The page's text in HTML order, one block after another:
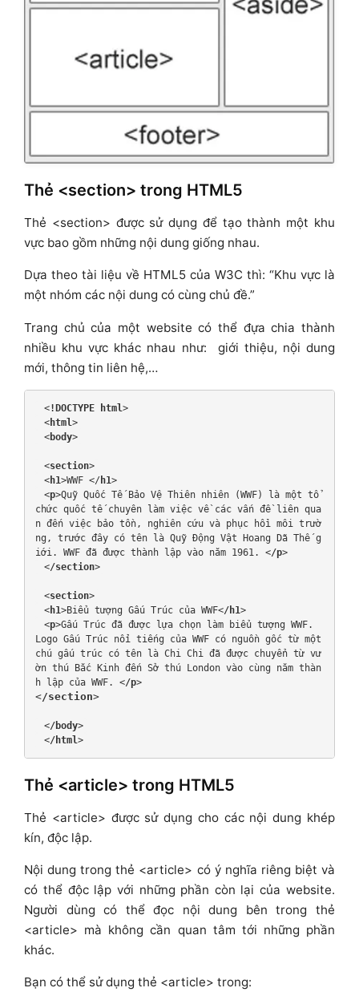
Thẻ <section> trong HTML5
Thẻ <section> được sử dụng để tạo thành một khu
vực bao gồm những nội dung giống nhau.
Dựa theo tài liệu về HTML5 của W3C thì: “Khu vực là
một nhóm các nội dung có cùng chủ đề.”
Trang chủ của một website có thể đựa chia thành
nhiều khu vực khác nhau như: giới thiệu, nội dung
mới, thông tin liên hệ,…
<!DOCTYPE html>
<html>
<body>
<section>
<h1>WWF </ h1>
<p>Quỹ Quốc Tế Bảo Vệ Thiên nhiên (WWF) là một tổ
chức quốc tế chuyên làm việc về các vấn đề liên qua
n đến việc bảo tồn, nghiên cứu và phục hồi môi trườ
ng, trước đây có tên là Quỹ Động Vật Hoang Dã Thế g
iới. WWF đã được thành lập vào năm 1961. </p>
</section>
<section>
<h1>Biểu tượng Gấu Trúc của WWF</h1>
<p>Gấu Trúc đã được lựa chọn làm biểu tượng WWF.
Logo Gấu Trúc nổi tiếng của WWF có nguồn gốc từ một
chú gấu trúc có tên là Chi Chi đã được chuyển từ vư
ờn thú Bắc Kinh đến Sở thú London vào cùng năm thàn
h lập của WWF. </p>
</section>
</body>
</html>
Thẻ <article> trong HTML5
Thẻ <article> được sử dụng cho các nội dung khép
kín, độc lập.
Nội dung trong thẻ <article> có ý nghĩa riêng biệt và
có thể độc lập với những phần còn lại của website.
Người dùng có thể đọc nội dung bên trong thẻ
<article> mà không cần quan tâm tới những phần
khác.
Bạn có thể sử dụng thẻ <article> trong: